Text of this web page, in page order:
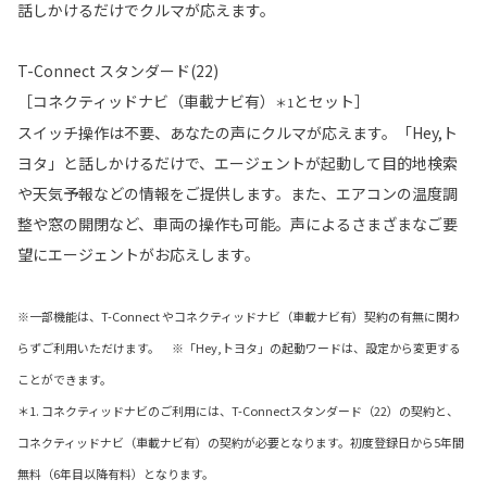
話しかけるだけでクルマが応えます。
T-Connect スタンダード(22)
［コネクティッドナビ（車載ナビ有）
＊1 とセット］
スイッチ操作は不要、あなたの声にクルマが応えます。「Hey,ト
ヨタ」と話しかけるだけで、エージェントが起動して目的地検索
や天気予報などの情報をご提供します。また、エアコンの温度調
整や窓の開閉など、車両の操作も可能。声によるさまざまなご要
望にエージェントがお応えします。
※一部機能は、T-Connect やコネクティッドナビ（車載ナビ有）契約の有無に関わ
らずご利用いただけます。 ※「Hey,トヨタ」の起動ワードは、設定から変更する
ことができます。
＊1. コネクティッドナビのご利用には、T-Connectスタンダード（22）の契約と、
コネクティッドナビ（車載ナビ有）の契約が必要となります。初度登録日から5年間
無料（6年目以降有料）となります。